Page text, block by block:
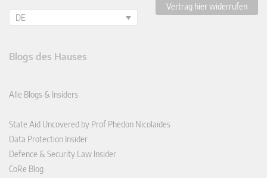
DE
Vertrag hier widerrufen
Blogs des Hauses
Alle Blogs & Insiders
State Aid Uncovered by Prof Phedon Nicolaides
Data Protection Insider
Defence & Security Law Insider
CoRe Blog